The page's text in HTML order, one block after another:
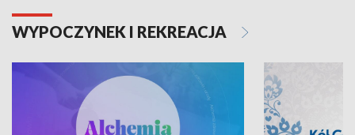
WYPOCZYNEK I REKREACJA